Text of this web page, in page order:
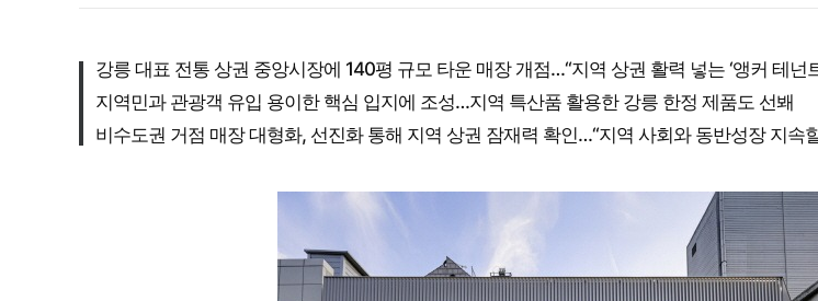
강릉 대표 전통 상권 중앙시장에 140평 규모 타운 매장 개점…“지역 상권 활력 넣는 ‘앵커 테넌
지역민과 관광객 유입 용이한 핵심 입지에 조성…지역 특산품 활용한 강릉 한정 제품도 선봬
비수도권 거점 매장 대형화, 선진화 통해 지역 상권 잠재력 확인…“지역 사회와 동반성장 지속